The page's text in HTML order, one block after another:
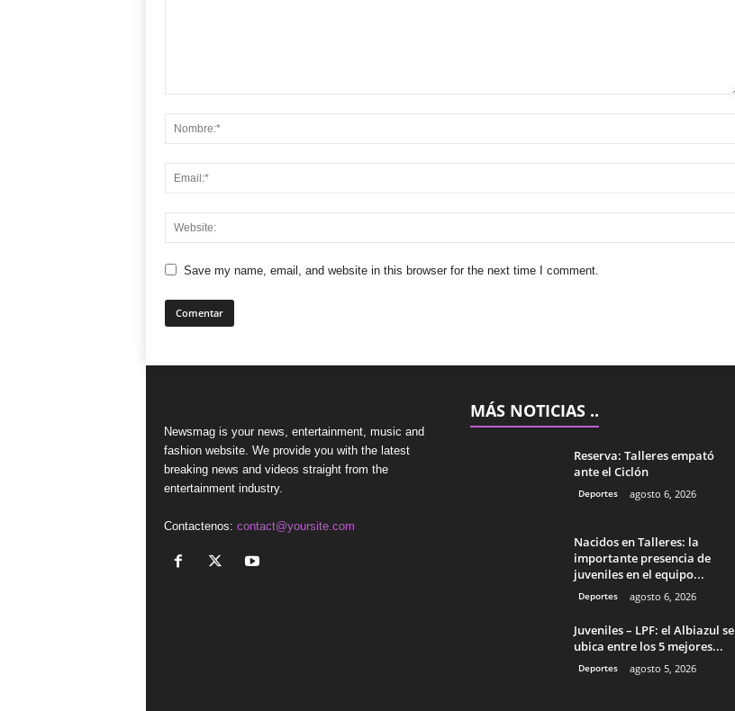
Save my name, email, and website in this browser for the next time I comment.
Newsmag is your news, entertainment, music and
fashion website. We provide you with the latest
breaking news and videos straight from the
entertainment industry.
Contactenos: contact@yoursite.com
MÁS NOTICIAS ..
Reserva: Talleres empató
ante el Ciclón
Deportes agosto 6, 2026
Nacidos en Talleres: la
importante presencia de
juveniles en el equipo...
Deportes agosto 6, 2026
Juveniles – LPF: el Albiazul se
ubica entre los 5 mejores...
Deportes agosto 5, 2026